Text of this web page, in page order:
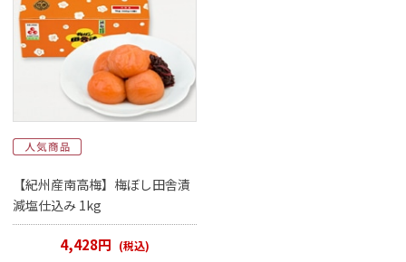
【紀州産南高梅】梅ぼし田舎漬
減塩仕込み 1kg
4,428円 (税込)